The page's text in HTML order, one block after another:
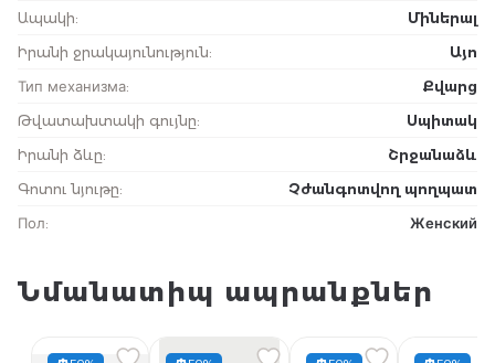
Ապակի:
Միներալ
Իրանի ջրակայունություն:
Այո
Тип механизма:
Քվարց
Թվատախտակի գույնը:
Սպիտակ
Իրանի ձևը:
Շրջանաձև
Գոտու նյութը:
Չժանգոտվող պողպատ
Пол: Женский
Նմանատիպ ապրանքներ